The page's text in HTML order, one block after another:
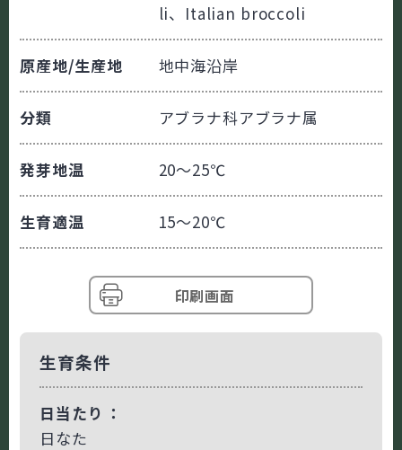
li、Italian broccoli
原産地/生産地 地中海沿岸
分類 アブラナ科アブラナ属
発芽地温 20～25℃
生育適温 15～20℃
印刷画面
生育条件
日当たり
日なた